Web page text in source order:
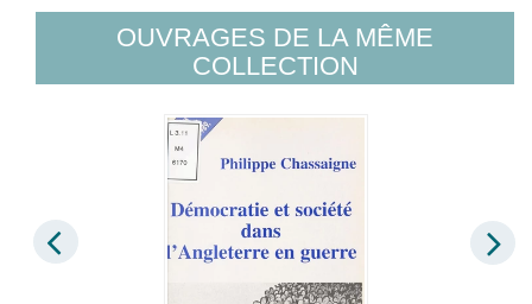
OUVRAGES DE LA MÊME
COLLECTION